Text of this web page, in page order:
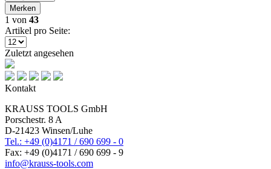
Merken
1 von 43
Artikel pro Seite:
Zuletzt angesehen
Kontakt
KRAUSS TOOLS GmbH
Porschestr. 8 A
D-21423 Winsen/Luhe
Tel.: +49 (0)4171 / 690 699 - 0
Fax: +49 (0)4171 / 690 699 - 9
info@krauss-tools.com